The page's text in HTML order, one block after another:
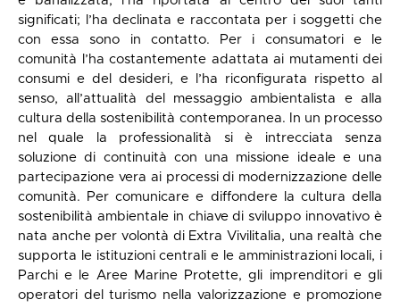
significati; l’ha declinata e raccontata per i soggetti che
con essa sono in contatto. Per i consumatori e le
comunità l’ha costantemente adattata ai mutamenti dei
consumi e del desideri, e l’ha riconfigurata rispetto al
senso, all’attualità del messaggio ambientalista e alla
cultura della sostenibilità contemporanea. In un processo
nel quale la professionalità si è intrecciata senza
soluzione di continuità con una missione ideale e una
partecipazione vera ai processi di modernizzazione delle
comunità. Per comunicare e diffondere la cultura della
sostenibilità ambientale in chiave di sviluppo innovativo è
nata anche per volontà di Extra Vivilitalia, una realtà che
supporta le istituzioni centrali e le amministrazioni locali, i
Parchi e le Aree Marine Protette, gli imprenditori e gli
operatori del turismo nella valorizzazione e promozione